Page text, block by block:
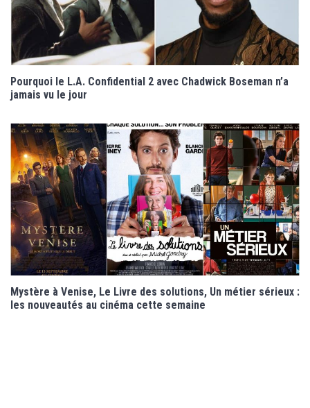
Pourquoi le L.A. Confidential 2 avec Chadwick Boseman n’a
jamais vu le jour
Mystère à Venise, Le Livre des solutions, Un métier sérieux :
les nouveautés au cinéma cette semaine